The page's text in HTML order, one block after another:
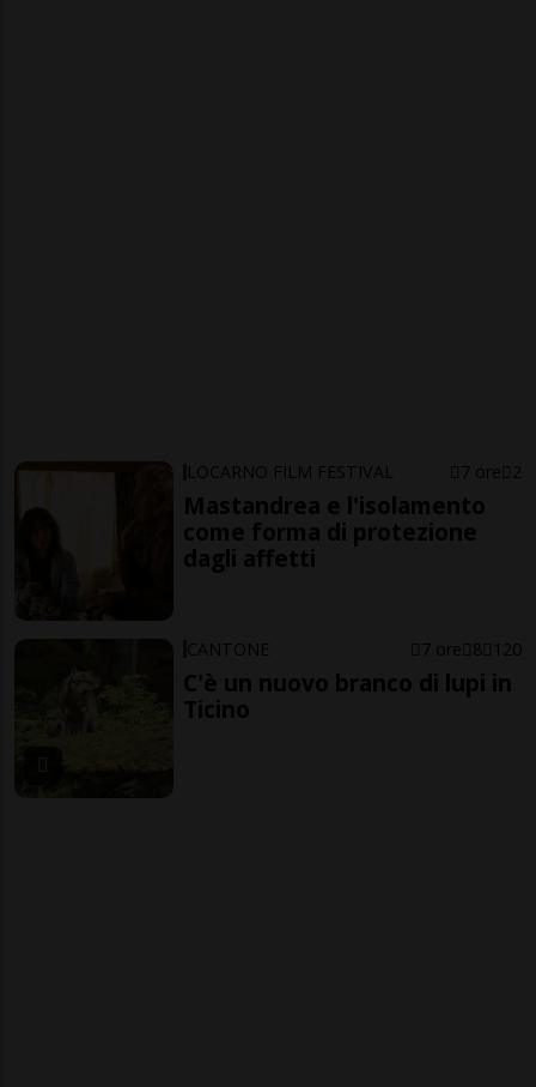
LOCARNO FILM FESTIVAL 7 ore 2
Mastandrea e l'isolamento
come forma di protezione
dagli affetti
CANTONE 7 ore 8 120
C'è un nuovo branco di lupi in
Ticino